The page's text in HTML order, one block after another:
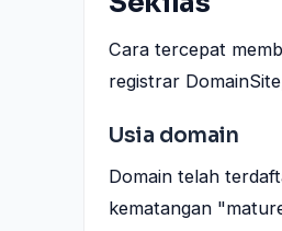
Cara tercepat
registrar
Usia domain
Domain telah
kematangan